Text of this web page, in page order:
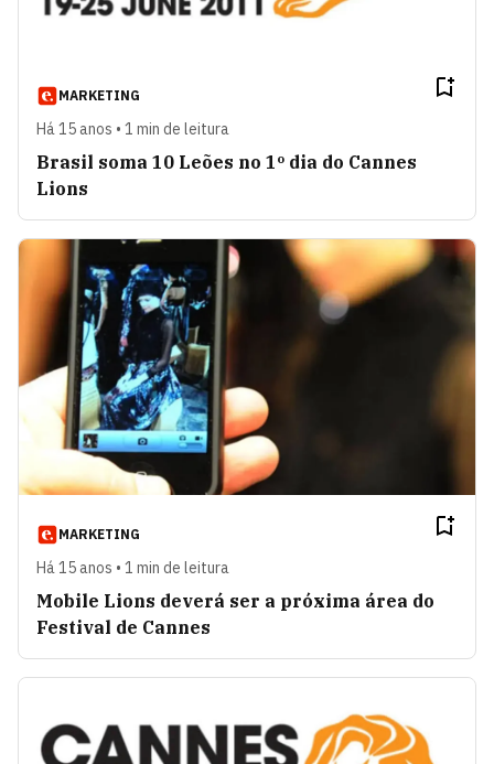
MARKETING
Há 15 anos • 1 min de leitura
Brasil soma 10 Leões no 1º dia do Cannes
Lions
MARKETING
Há 15 anos • 1 min de leitura
Mobile Lions deverá ser a próxima área do
Festival de Cannes